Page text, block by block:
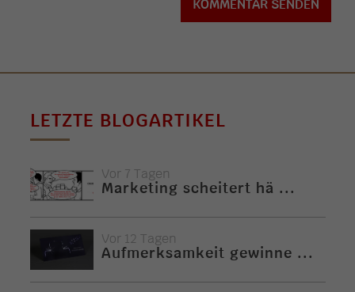
LETZTE BLOGARTIKEL
Vor 7 Tagen
Marketing scheitert hä ...
Vor 12 Tagen
Aufmerksamkeit gewinne ...